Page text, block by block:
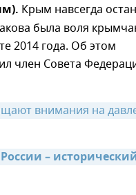
Крым навсегда
была воля
2014 года. Об этом
член Совета
внимания на
–